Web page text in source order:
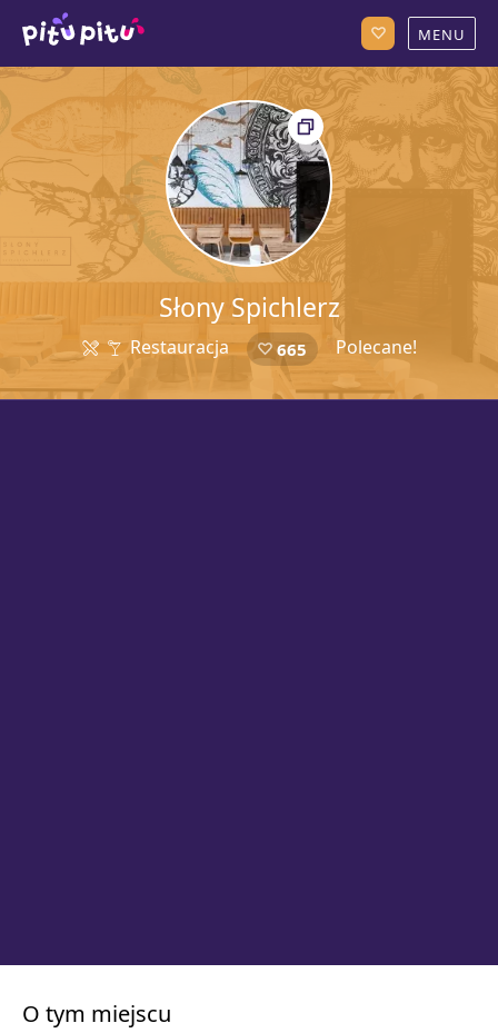
Słony Spichlerz
53 Restauracja 665 Polecane!
O tym miejscu